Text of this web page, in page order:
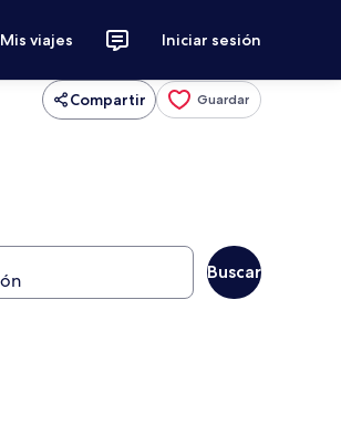
Mis viajes Iniciar sesión
Compartir Guardar
Buscar